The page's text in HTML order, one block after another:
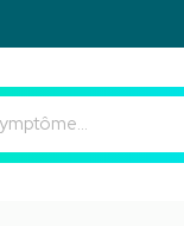
pharmacie en